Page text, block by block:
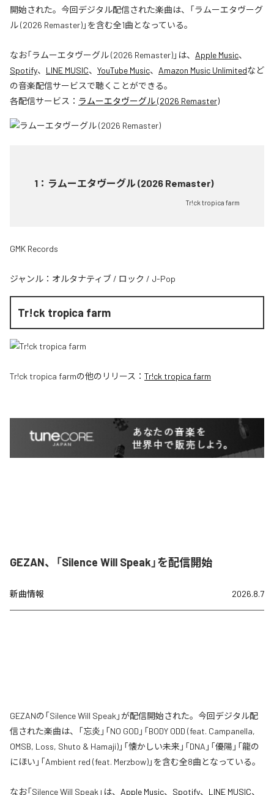
開始された。今回デジタル配信された楽曲は、「ラムーエタヴーグ
ル (2026 Remaster)」を含む全1曲となっている。
なお「ラムーエタヴーグル (2026 Remaster)」は、 Apple Music、
Spotify、 LINE MUSIC、 YouTube Music、 Amazon Music Unlimitedなど
の音楽配信サービスで聴くことができる。
各配信サービス： ラムーエタヴーグル (2026 Remaster)
1 ： ラムーエタヴーグル (2026 Remaster)
Tr!ck tropica farm
GMK Records
ジャンル： オルタナティブ / ロック / J-Pop
Tr!ck tropica farm
Tr!ck tropica farmの他のリリース： Tr!ck tropica farm
GEZAN、「Silence Will Speak」を配信開始
新曲情報 2026.8.7
GEZANの「Silence Will Speak」が配信開始された。今回デジタル配
信された楽曲は、「忘炎」「NO GOD」「BODY ODD (feat. Campanella,
OMSB, Loss, Shuto & Hamaji)」「懐かしい未来」「DNA」「優陽」「龍の
にほい」「Ambient red (feat. Merzbow)」を含む全8曲となっている。
なお「Silence Will Speak 」は、 Apple Music、 Spotify、 LINE MUSIC、